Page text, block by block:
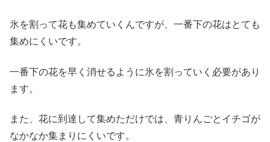
氷を割って花も集めていくんですが、一番下の花はとても
集めにくいです。
一番下の花を早く消せるように氷を割っていく必要があり
ます。
また、花に到達して集めただけでは、青りんごとイチゴが
なかなか集まりにくいです。